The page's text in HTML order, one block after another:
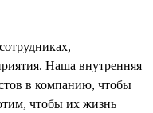
Наша внутренняя
в компанию, чтобы
чтобы их жизнь